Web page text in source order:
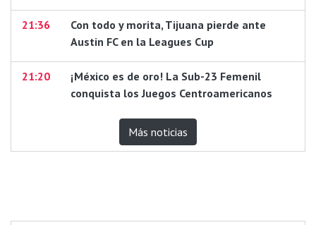
21:36
Con todo y morita, Tijuana pierde ante
Austin FC en la Leagues Cup
21:20
¡México es de oro! La Sub-23 Femenil
conquista los Juegos Centroamericanos
Más noticias